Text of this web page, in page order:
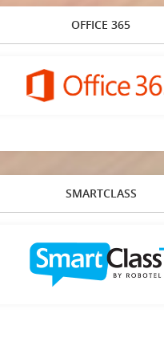
OFFICE 365
SMARTCLASS